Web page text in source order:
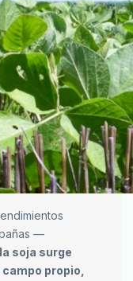
—
la soja surge
propio,